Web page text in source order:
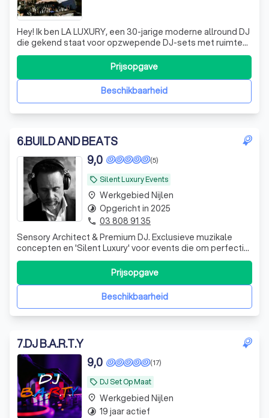
Hey! Ik ben LA LUXURY, een 30-jarige moderne allround DJ
die gekend staat voor opzwepende DJ-sets met ruimte
voor intieme momenten. Het publiek op een huwelijk of
bedrijfsfeest is vaak divers. Over de jaren heen leerde ik
een dansvloer beter te lezen. Zo probeer ik een
totaalbeleving te creëren waa
Beschikbaarheid
Prijsopgave
6.BUILD AND BEATS
local_offer Silent Luxury Events
(5)
9,0
Sensory Architect & Premium DJ. Exclusieve muzikale
concepten en 'Silent Luxury' voor events die om perfectie
vragen.
Beschikbaarheid
Prijsopgave
place Werkgebied Nijlen
timelapse Opgericht in 2025
phone 03 808 91 35
7.DJ B.A.R.T.Y
local_offer DJ Set Op Maat
(17)
9,0
place Werkgebied Nijlen
timelapse 19 jaar actief